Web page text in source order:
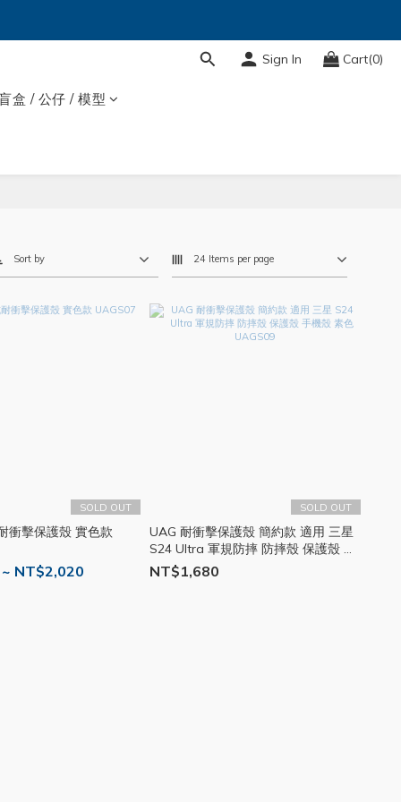
Sign In Cart(0)
盒 / 公仔 / 模型
Sort by 24 Items per page
SOLD OUT
衝擊保護殼 實色款
NT$2,020
SOLD OUT
UAG 耐衝擊保護殼 簡約款 適用 三星
S24 Ultra 軍規防摔 防摔殼 保護殼 手
機殼 素色 UAGS09
NT$1,680